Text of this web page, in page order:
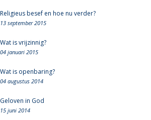
Religieus besef en hoe nu verder?
13 september 2015
Wat is vrijzinnig?
04 januari 2015
Wat is openbaring?
04 augustus 2014
Geloven in God
15 juni 2014